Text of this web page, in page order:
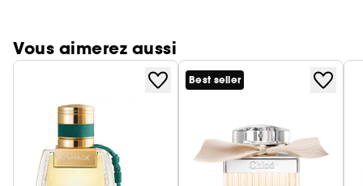
Vous aimerez aussi
Best seller